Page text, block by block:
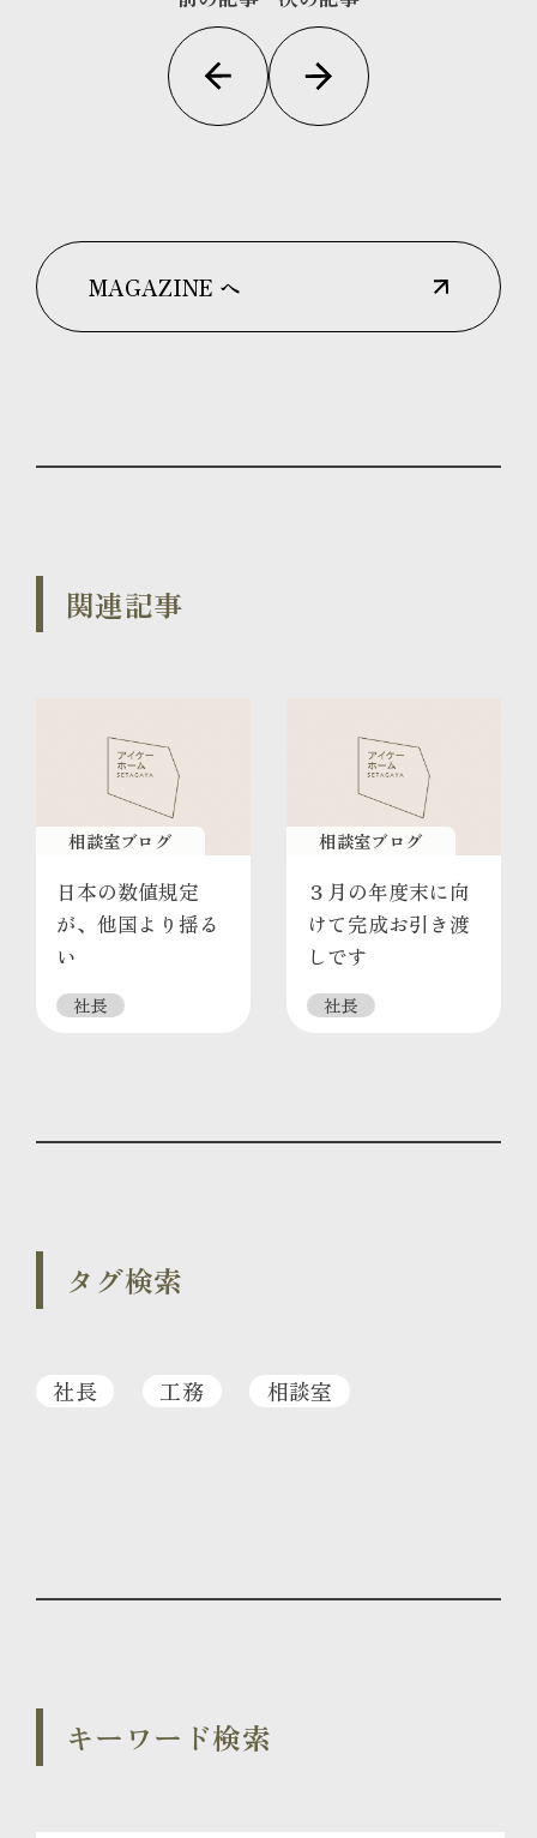
MAGAZINE へ
関連記事
相談室ブログ
日本の数値規定
が、他国より揺る
い
社長
相談室ブログ
３月の年度末に向
けて完成お引き渡
しです
社長
タグ検索
社長 工務 相談室
キーワード検索